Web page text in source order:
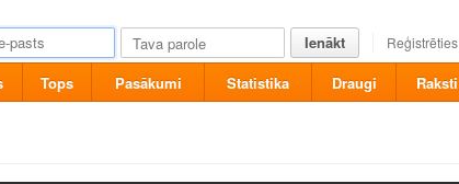
Ienākt Reģistrēties
Tops Pasākumi Statistika Draugi Raksti